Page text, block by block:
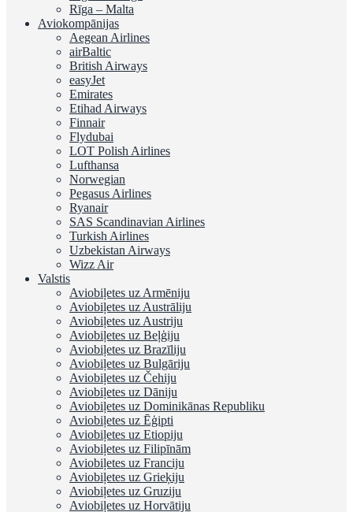
Rīga – Malta
Aviokompānijas
Aegean Airlines
airBaltic
British Airways
easyJet
Emirates
Etihad Airways
Finnair
Flydubai
LOT Polish Airlines
Lufthansa
Norwegian
Pegasus Airlines
Ryanair
SAS Scandinavian Airlines
Turkish Airlines
Uzbekistan Airways
Wizz Air
Valstis
Aviobiļetes uz Armēniju
Aviobiļetes uz Austrāliju
Aviobiļetes uz Austriju
Aviobiļetes uz Beļģiju
Aviobiļetes uz Brazīliju
Aviobiļetes uz Bulgāriju
Aviobiļetes uz Čehiju
Aviobiļetes uz Dāniju
Aviobiļetes uz Dominikānas Republiku
Aviobiļetes uz Ēģipti
Aviobiļetes uz Etiopiju
Aviobiļetes uz Filipīnām
Aviobiļetes uz Franciju
Aviobiļetes uz Grieķiju
Aviobiļetes uz Gruziju
Aviobiļetes uz Horvātiju